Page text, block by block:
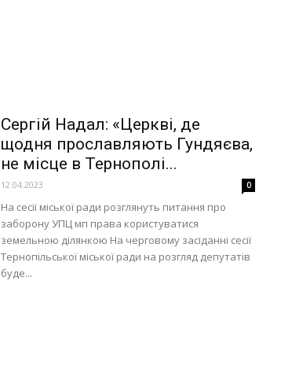
Сергій Надал: «Церкві, де
щодня прославляють Гундяєва,
не місце в Тернополі...
12.04.2023 0
На сесії міської ради розглянуть питання про
заборону УПЦ мп права користуватися
земельною ділянкою На черговому засіданні сесії
Тернопільської міської ради на розгляд депутатів
буде...